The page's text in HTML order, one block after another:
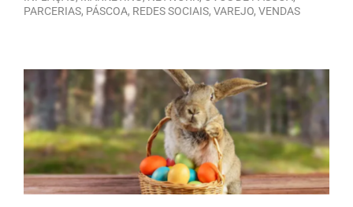
PARCERIAS, PÁSCOA, REDES SOCIAIS, VAREJO, VENDAS